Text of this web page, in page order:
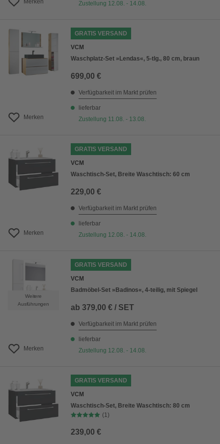
Merken
Zustellung 12.08. - 14.08.
Merken
GRATIS VERSAND
VCM
Waschplatz-Set »Lendas«, 5-tlg., 80 cm, braun
699,00 €
Verfügbarkeit im Markt prüfen
lieferbar
Zustellung 11.08. - 13.08.
Merken
GRATIS VERSAND
VCM
Waschtisch-Set, Breite Waschtisch: 60 cm
229,00 €
Verfügbarkeit im Markt prüfen
lieferbar
Zustellung 12.08. - 14.08.
Weitere
Ausführungen
Merken
GRATIS VERSAND
VCM
Badmöbel-Set »Badinos«, 4-teilig, mit Spiegel
ab 379,00 € / SET
Verfügbarkeit im Markt prüfen
lieferbar
Zustellung 12.08. - 14.08.
GRATIS VERSAND
VCM
Waschtisch-Set, Breite Waschtisch: 80 cm
(1)
239,00 €